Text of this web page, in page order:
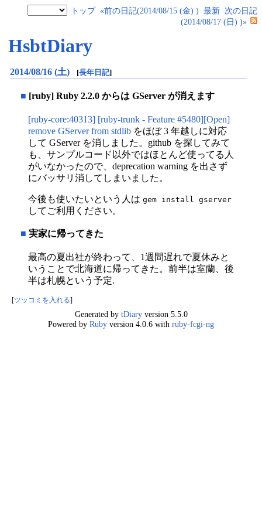
トップ «前の日記(2014/08/15 (金) ) 最新 次の日記
(2014/08/17 (日) )»
HsbtDiary
2014/08/16 (土) [長年日記]
■ [ruby] Ruby 2.2.0 からは GServer が消えます
[ruby-core:40313] [ruby-trunk - Feature #5480][Open]
remove GServer from stdlib をほぼ 3 年越しに対応
して GServer を消しました。github を探してみて
も、サンプルコード以外ではほとんど使ってる人
がいなかったので、deprecation warning を出さず
にバッサリ消してしまいました。
今後も使いたいという人は gem install gserver
してご利用ください。
■ 実家に帰ってきた
最高の夏出社が終わって、1週間遅れで夏休みと
いうことで北海道に帰ってきた。前半は室蘭、後
半は札幌という予定.
ツッコミを入れる
Generated by tDiaryversion 5.5.0
Powered by Ruby version 4.0.6 with ruby-fcgi-ng